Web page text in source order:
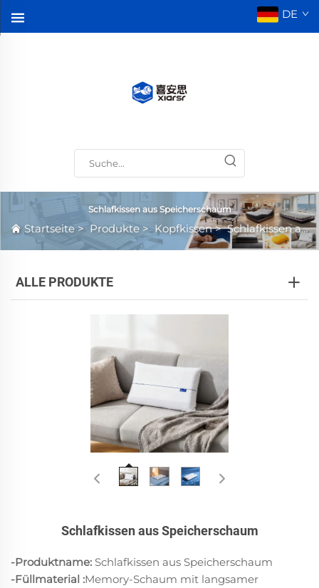
DE
Schlafkissen aus Speicherschaum
Startseite> Produkte >Kopfkissen>Schlafkissen aus Speicherschaum
ALLE PRODUKTE
Schlafkissen aus Speicherschaum
-Produktname: Schlafkissen aus Speicherschaum
-Füllmaterial :Memory-Schaum mit langsamer